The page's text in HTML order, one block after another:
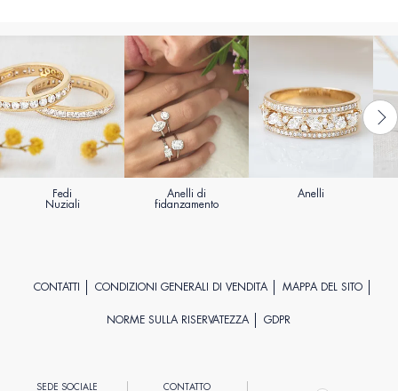
Fedi
Nuziali
Anelli di
fidanzamento
Anelli
CONTATTI CONDIZIONI GENERALI DI VENDITA MAPPA DEL SITO
NORME SULLA RISERVATEZZA GDPR
SEDE SOCIALE CONTATTO